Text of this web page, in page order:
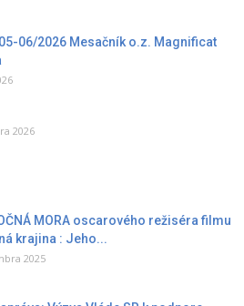
05-06/2026 Mesačník o.z. Magnificat
2026
MORA oscarového režiséra filmu
krajina : Jeho...
2025